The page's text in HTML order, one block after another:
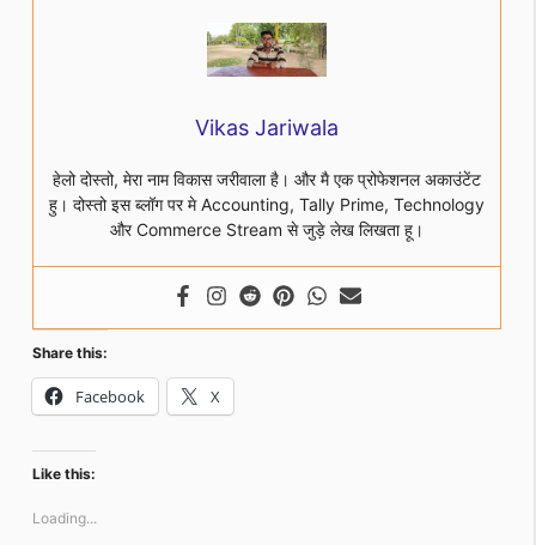
Vikas Jariwala
हेलो दोस्तो, मेरा नाम विकास जरीवाला है। और मै एक प्रोफेशनल अकाउंटेंट
हु। दोस्तो इस ब्लॉग पर मे Accounting, Tally Prime, Technology
और Commerce Stream से जुड़े लेख लिखता हू।
Share this:
Facebook X
Like this:
Loading...